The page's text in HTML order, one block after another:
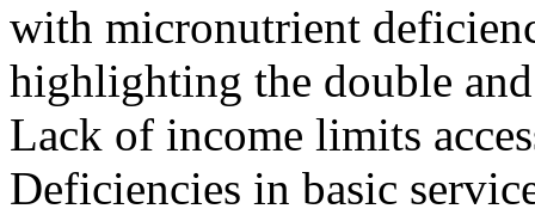
with micronutrient
highlighting the double
Lack of income limits
Deficiencies in basic